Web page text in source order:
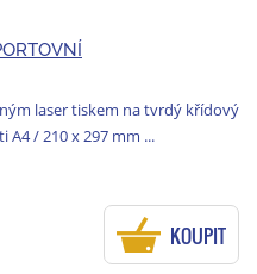
laser tiskem na tvrdý křídový
A4 / 210 x 297 mm ...
KOUPIT